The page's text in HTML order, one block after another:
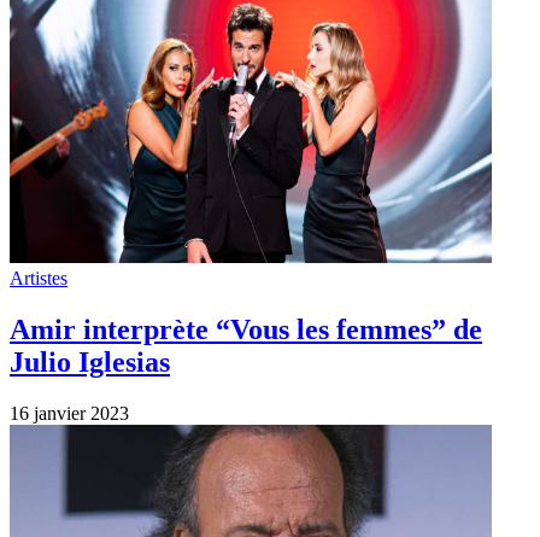
Artistes
Amir interprète “Vous les femmes” de
Julio Iglesias
16 janvier 2023